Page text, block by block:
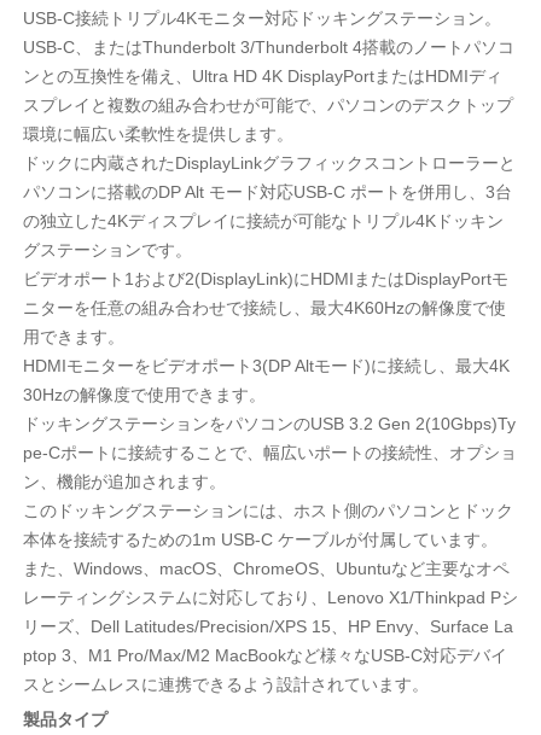
USB-C接続トリプル4Kモニター対応ドッキングステーション。
USB-C、またはThunderbolt 3/Thunderbolt 4搭載のノートパソコ
ンとの互換性を備え、Ultra HD 4K DisplayPortまたはHDMIディ
スプレイと複数の組み合わせが可能で、パソコンのデスクトップ
環境に幅広い柔軟性を提供します。
ドックに内蔵されたDisplayLinkグラフィックスコントローラーと
パソコンに搭載のDP Alt モード対応USB-C ポートを併用し、3台
の独立した4Kディスプレイに接続が可能なトリプル4Kドッキン
グステーションです。
ビデオポート1および2(DisplayLink)にHDMIまたはDisplayPortモ
ニターを任意の組み合わせで接続し、最大4K60Hzの解像度で使
用できます。
HDMIモニターをビデオポート3(DP Altモード)に接続し、最大4K
30Hzの解像度で使用できます。
ドッキングステーションをパソコンのUSB 3.2 Gen 2(10Gbps)Ty
pe-Cポートに接続することで、幅広いポートの接続性、オプショ
ン、機能が追加されます。
このドッキングステーションには、ホスト側のパソコンとドック
本体を接続するための1m USB-C ケーブルが付属しています。
また、Windows、macOS、ChromeOS、Ubuntuなど主要なオペ
レーティングシステムに対応しており、Lenovo X1/Thinkpad Pシ
リーズ、Dell Latitudes/Precision/XPS 15、HP Envy、Surface La
ptop 3、M1 Pro/Max/M2 MacBookなど様々なUSB-C対応デバイ
スとシームレスに連携できるよう設計されています。
製品タイプ